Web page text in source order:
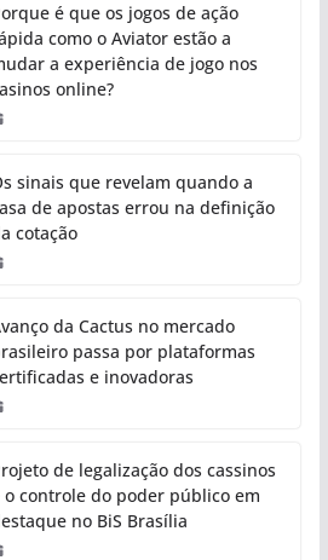
é que os jogos de ação
como o Aviator estão a
a experiência de jogo nos
online?
sinais que revelam quando a
de apostas errou na definição
cotação
da Cactus no mercado
passa por plataformas
e inovadoras
de legalização dos cassinos
o controle do poder público em
no BiS Brasília